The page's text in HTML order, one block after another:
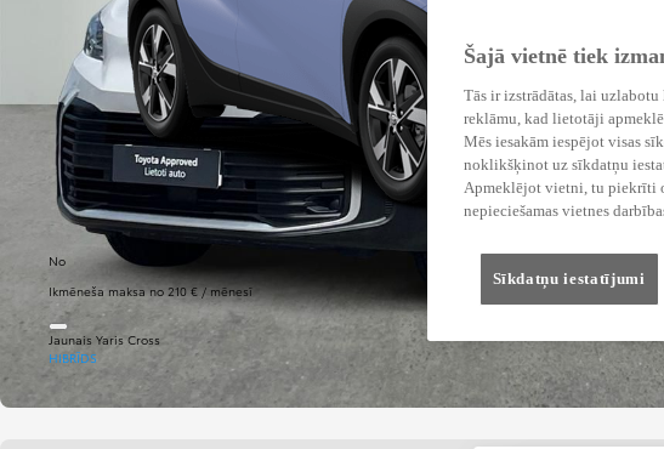
No
Ikmēneša maksa no 210 € / mēnesī
Jaunais Yaris Cross
HIBRĪDS
Šajā vietnē tiek
Tās ir izstrādātas, lai
reklāmu, kad lietotāji
Mēs iesakām iespējot visas
noklikšķinot uz sīkdatņu
Apmeklējot vietni, tu piekrīti
nepieciešamas vietnes
Sīkdatņu iestatījumi